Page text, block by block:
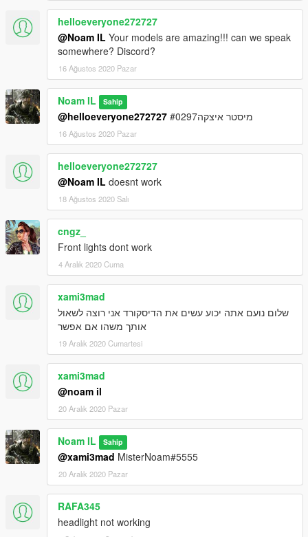
helloeveryone272727
@Noam IL Your models are amazing!!! can we speak
somewhere? Discord?
16 Ağustos 2020 Pazar
Noam IL Sahip
@helloeveryone272727 מיסטר איצקה#0297
16 Ağustos 2020 Pazar
helloeveryone272727
@Noam IL doesnt work
18 Ağustos 2020 Salı
cngz_
Front lights dont work
4 Aralık 2020 Cuma
xami3mad
שלום נועם אתה יכוע עשים את הדיסקורד אני רוצה לשאול
אותך משהו אם אפשר
19 Aralık 2020 Cumartesi
xami3mad
@noam il
20 Aralık 2020 Pazar
Noam IL Sahip
@xami3mad MisterNoam#5555
20 Aralık 2020 Pazar
RAFA345
headlight not working